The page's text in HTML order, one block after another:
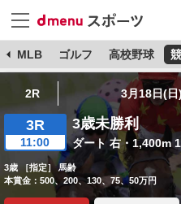
MLB ゴルフ 高校野球
2R 3月18日(
3R
11:00
3歳未勝利
ダート 右・1,400m
3歳 ［指定］ 馬齢
本賞金：500、200、130、75、50万円